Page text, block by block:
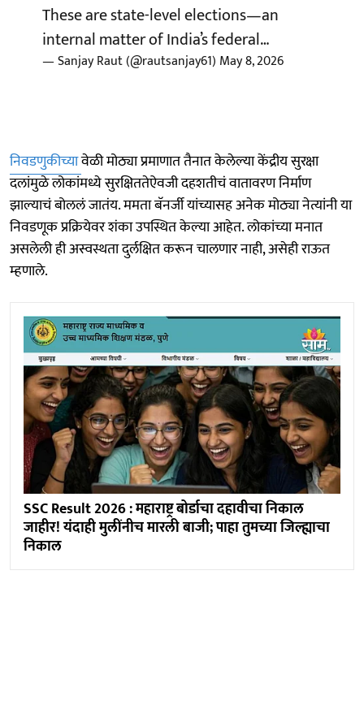
These are state-level elections—an
internal matter of India’s federal…
— Sanjay Raut (@rautsanjay61) May 8, 2026
निवडणुकीच्यावेळी मोठ्या प्रमाणात तैनात केलेल्या केंद्रीय सुरक्षा
दलांमुळे लोकांमध्ये सुरक्षिततेऐवजी दहशतीचं वातावरण निर्माण
झाल्याचं बोललं जातंय. ममता बॅनर्जी यांच्यासह अनेक मोठ्या नेत्यांनी या
निवडणूक प्रक्रियेवर शंका उपस्थित केल्या आहेत. लोकांच्या मनात
असलेली ही अस्वस्थता दुर्लक्षित करून चालणार नाही, असेही राऊत
म्हणाले.
SSC Result 2026 : महाराष्ट्र बोर्डाचा दहावीचा निकाल
जाहीर! यंदाही मुलींनीच मारली बाजी; पाहा तुमच्या जिल्ह्याचा
निकाल